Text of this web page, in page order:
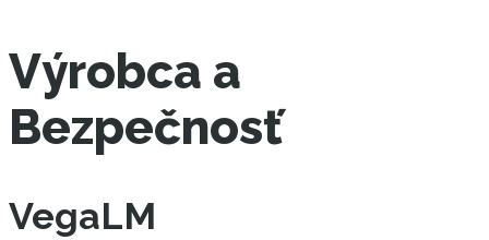
Výrobca a
Bezpečnosť
VegaLM